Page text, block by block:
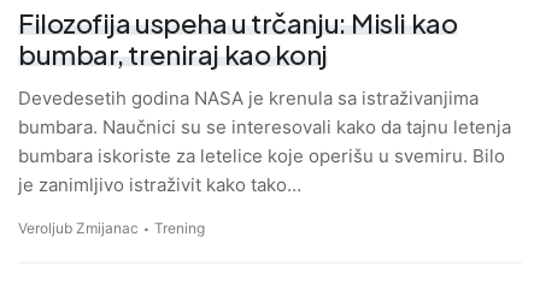
Filozofija uspeha u trčanju: Misli kao
bumbar, treniraj kao konj
Devedesetih godina NASA je krenula sa istraživanjima
bumbara. Naučnici su se interesovali kako da tajnu letenja
bumbara iskoriste za letelice koje operišu u svemiru. Bilo
je zanimljivo istraživit kako tako…
Veroljub Zmijanac Trening